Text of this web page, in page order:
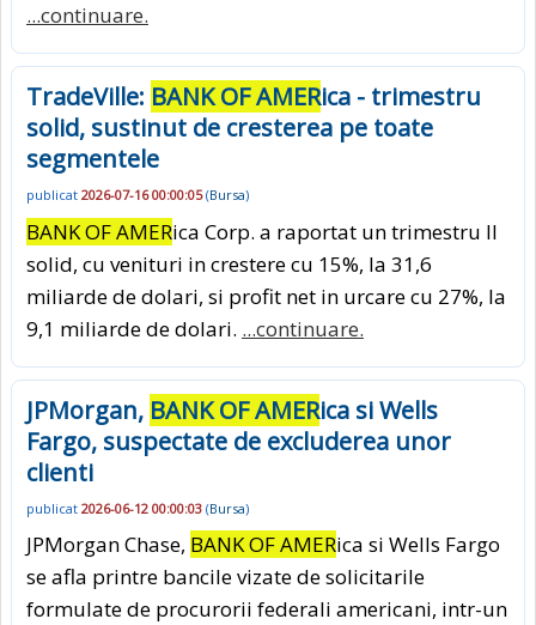
...continuare.
TradeVille: BANK OF AMERica - trimestru
solid, sustinut de cresterea pe toate
segmentele
publicat 2026-07-16 00:00:05(Bursa)
BANK OF AMERica Corp. a raportat un trimestru II
solid, cu venituri in crestere cu 15%, la 31,6
miliarde de dolari, si profit net in urcare cu 27%, la
9,1 miliarde de dolari. ...continuare.
JPMorgan, BANK OF AMERica si Wells
Fargo, suspectate de excluderea unor
clienti
publicat 2026-06-12 00:00:03 (Bursa)
JPMorgan Chase, BANK OF AMERica si Wells Fargo
se afla printre bancile vizate de solicitarile
formulate de procurorii federali americani, intr-un